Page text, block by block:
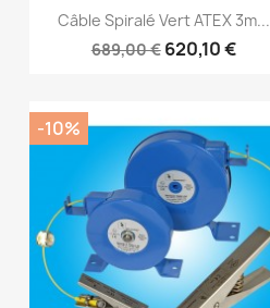
Aperçu rapide
Câble Spiralé Vert ATEX 3m...
689,00 € 620,10 €
-10%